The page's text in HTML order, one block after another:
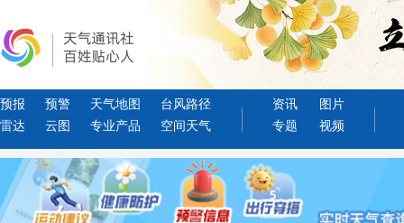
预报 预警 天气地图
台风路径
雷达
云图 专业产品 空间天气
资讯
图片
专题
视频